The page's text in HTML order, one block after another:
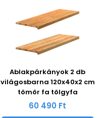
Ablakpárkányok 2 db
világosbarna 120x40x2 cm
tömör fa tölgyfa
60 490 Ft